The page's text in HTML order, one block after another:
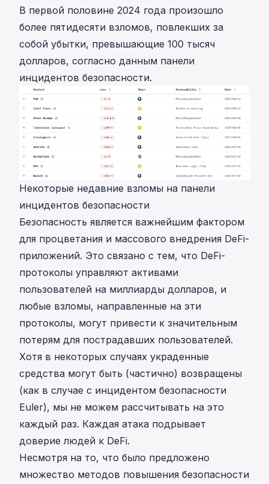
В первой половине 2024 года произошло
более пятидесяти взломов, повлекших за
собой убытки, превышающие 100 тысяч
долларов, согласно данным панели
инцидентов безопасности.
Некоторые недавние взломы на панели
инцидентов безопасности
Безопасность является важнейшим фактором
для процветания и массового внедрения DeFi-
приложений. Это связано с тем, что DeFi-
протоколы управляют активами
пользователей на миллиарды долларов, и
любые взломы, направленные на эти
протоколы, могут привести к значительным
потерям для пострадавших пользователей.
Хотя в некоторых случаях украденные
средства могут быть (частично) возвращены
(как в случае с инцидентом безопасности
Euler), мы не можем рассчитывать на это
каждый раз. Каждая атака подрывает
доверие людей к DeFi.
Несмотря на то, что было предложено
множество методов повышения безопасности